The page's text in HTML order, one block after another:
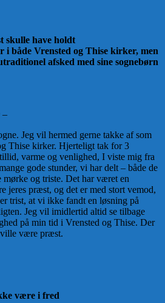
skulle have holdt
i både Vrensted og Thise kirker, men
afsked med sine sognebørn
–
Jeg vil hermed gerne takke af som
Thise kirker. Hjerteligt tak for 3
varme og venlighed, I viste mig fra
gode stunder, vi har delt – både de
mørke og triste. Det har været en
jeres præst, og det er med stort vemod,
trist, at vi ikke fandt en løsning på
Jeg vil imidlertid altid se tilbage
på min tid i Vrensted og Thise. Der
ville være præst.
være i fred